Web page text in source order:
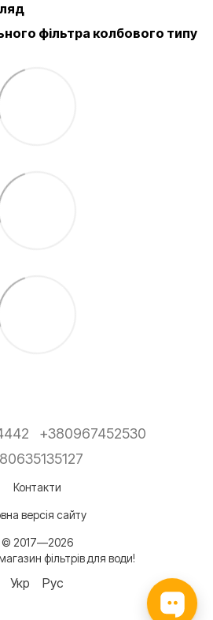
фільтра колбового типу
+380967452530
Контакти
версія сайту
© 2017—2026
фільтрів для води!
Укр Рус